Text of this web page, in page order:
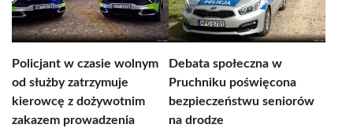
Policjant w czasie wolnym
od służby zatrzymuje
kierowcę z dożywotnim
zakazem prowadzenia
Debata społeczna w
Pruchniku poświęcona
bezpieczeństwu seniorów
na drodze